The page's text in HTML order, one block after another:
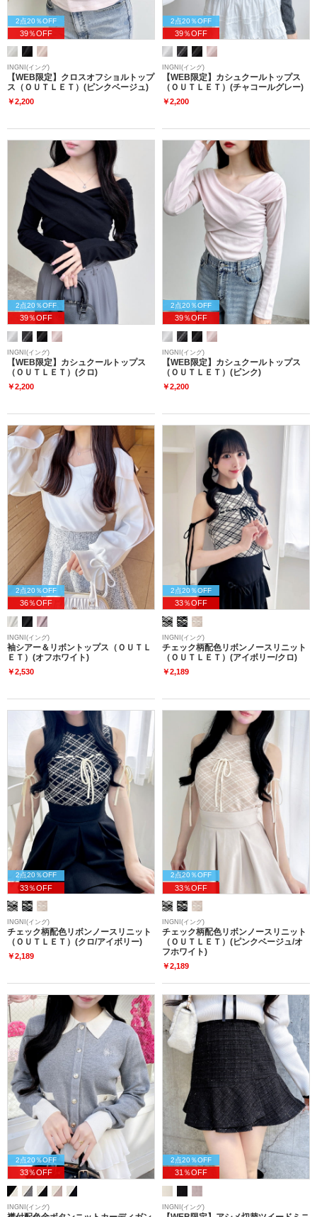
2点20％OFF
39％OFF
INGNI(イング)
【WEB限定】クロスオフショルトップ
ス（ＯＵＴＬＥＴ）(ピンクベージュ)
￥2,200
2点20％OFF
39％OFF
INGNI(イング)
【WEB限定】カシュクールトップス
（ＯＵＴＬＥＴ）(チャコールグレー)
￥2,200
2点20％OFF
39％OFF
INGNI(イング)
【WEB限定】カシュクールトップス
（ＯＵＴＬＥＴ）(クロ)
￥2,200
2点20％OFF
39％OFF
INGNI(イング)
【WEB限定】カシュクールトップス
（ＯＵＴＬＥＴ）(ピンク)
￥2,200
2点20％OFF
36％OFF
INGNI(イング)
袖シアー＆リボントップス（ＯＵＴＬ
ＥＴ）(オフホワイト)
￥2,530
2点20％OFF
33％OFF
INGNI(イング)
チェック柄配色リボンノースリニット
（ＯＵＴＬＥＴ）(アイボリー/クロ)
￥2,189
2点20％OFF
33％OFF
INGNI(イング)
チェック柄配色リボンノースリニット
（ＯＵＴＬＥＴ）(クロ/アイボリー)
￥2,189
2点20％OFF
33％OFF
INGNI(イング)
チェック柄配色リボンノースリニット
（ＯＵＴＬＥＴ）(ピンクベージュ/オ
フホワイト)
￥2,189
2点20％OFF
33％OFF
INGNI(イング)
2点20％OFF
31％OFF
INGNI(イング)